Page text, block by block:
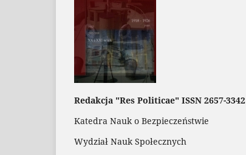
Redakcja "Res Politicae" ISSN 2657-3342
Katedra Nauk o Bezpieczeństwie
Wydział Nauk Społecznych